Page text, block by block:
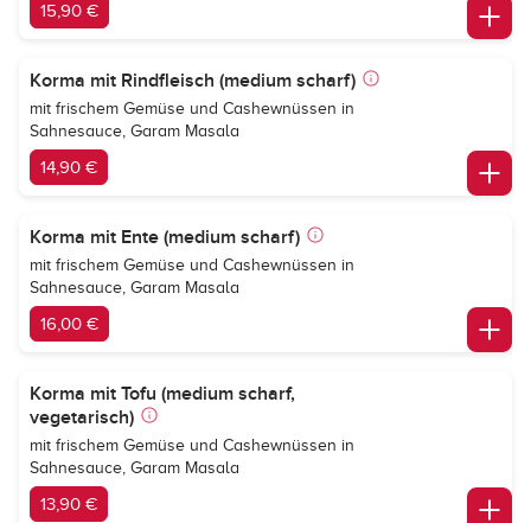
15,90 €
Korma mit Rindfleisch (medium scharf)
mit frischem Gemüse und Cashewnüssen in
Sahnesauce, Garam Masala
14,90 €
Korma mit Ente (medium scharf)
mit frischem Gemüse und Cashewnüssen in
Sahnesauce, Garam Masala
16,00 €
Korma mit Tofu (medium scharf,
vegetarisch)
mit frischem Gemüse und Cashewnüssen in
Sahnesauce, Garam Masala
13,90 €